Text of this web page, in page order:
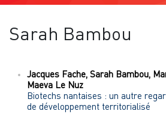
Sarah Bambou
Jacques Fache Sarah Bambou
Maeva Le Nuz
Biotechs nantaises : un autre
de développement territorialisé